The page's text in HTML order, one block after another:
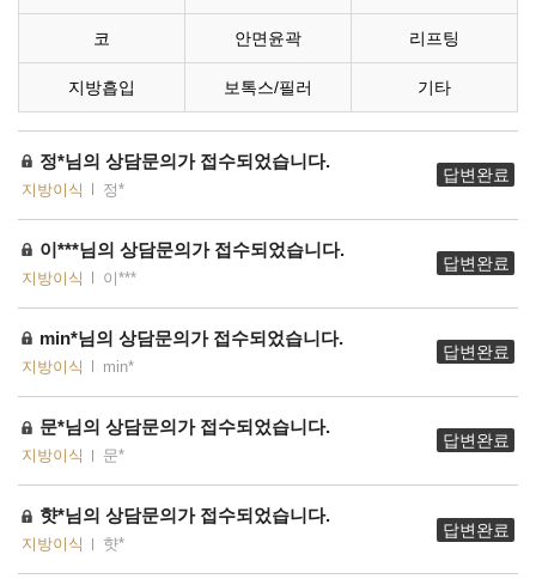
코 안면윤곽 리프팅
지방흡입 보톡스/필러 기타
정*님의 상담문의가 접수되었습니다.
지방이식 정*
답변완료
이***님의 상담문의가 접수되었습니다.
지방이식 이***
답변완료
min*님의 상담문의가 접수되었습니다.
지방이식 min*
답변완료
문*님의 상담문의가 접수되었습니다.
지방이식 문*
답변완료
햣*님의 상담문의가 접수되었습니다.
지방이식 햣*
답변완료